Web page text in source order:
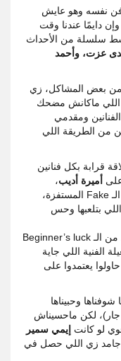
نفسه وهو عايش
دايمًا عندنا وقت
سلسلة من الأحداث
عزت، وأحمد
بعض المشاكل، زي
اللي ماكانش مضحك
ومقدمي
من الطريقة اللي
قرابة بكل فنانين
أميرة أديب،
وشايفين إنها نجحت في إنها تلعب دور البنت الـ Fake المستفزة،
بتلعبها وحس
تستحق تاخد فرصة تانية معانا وتستفيد من الـ Beginner’s luck
الفنية اللي جاية
يعتمدوا على
شوفناها وحبيناها
لكن ماحسيناش
لو كانت إيمي سمير
جامد زي اللي حصل في